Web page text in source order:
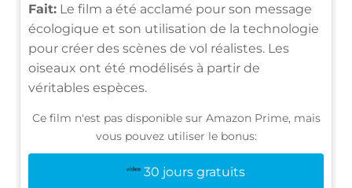
Fait: Le film a été acclamé pour son message
écologique et son utilisation de la technologie
pour créer des scènes de vol réalistes. Les
oiseaux ont été modélisés à partir de
véritables espèces.
Ce film n'est pas disponible sur Amazon Prime, mais
vous pouvez utiliser le bonus:
30 jours gratuits